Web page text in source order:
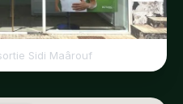
Sidi Maârouf